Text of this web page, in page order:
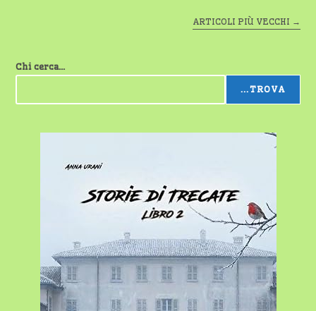
ARTICOLI PIÙ VECCHI →
Chi cerca...
...TROVA